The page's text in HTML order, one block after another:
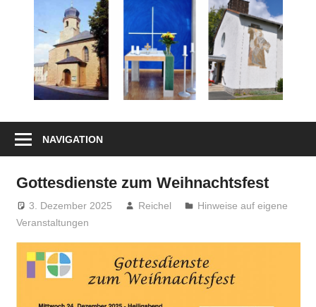
Gottesdienste
Kontakt
Aktivitäten
NAVIGATION
Gottesdienste zum Weihnachtsfest
3. Dezember 2025 Reichel
Hinweise auf eigene
Veranstaltungen